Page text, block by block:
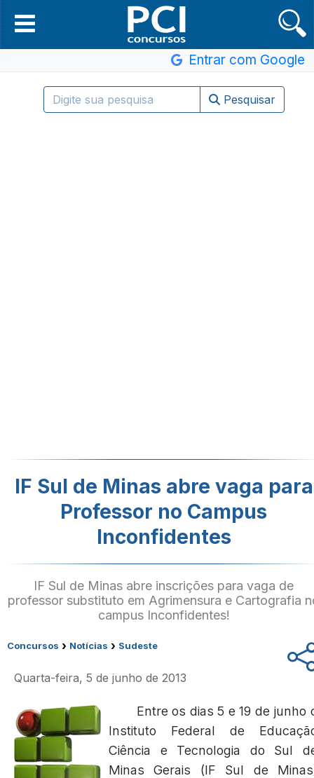
Entrar com Google
Pesquisar
IF Sul de Minas abre vaga para
Professor no Campus
Inconfidentes
IF Sul de Minas abre inscrições para vaga de
professor substituto em Agrimensura e Cartografia
campus Inconfidentes!
Concursos › Notícias › Sudeste
Quarta-feira, 5 de junho de 2013
Entre os dias 5 e 19 de junho
Instituto Federal de
Ciência e Tecnologia do Sul
Minas Gerais (IF Sul de